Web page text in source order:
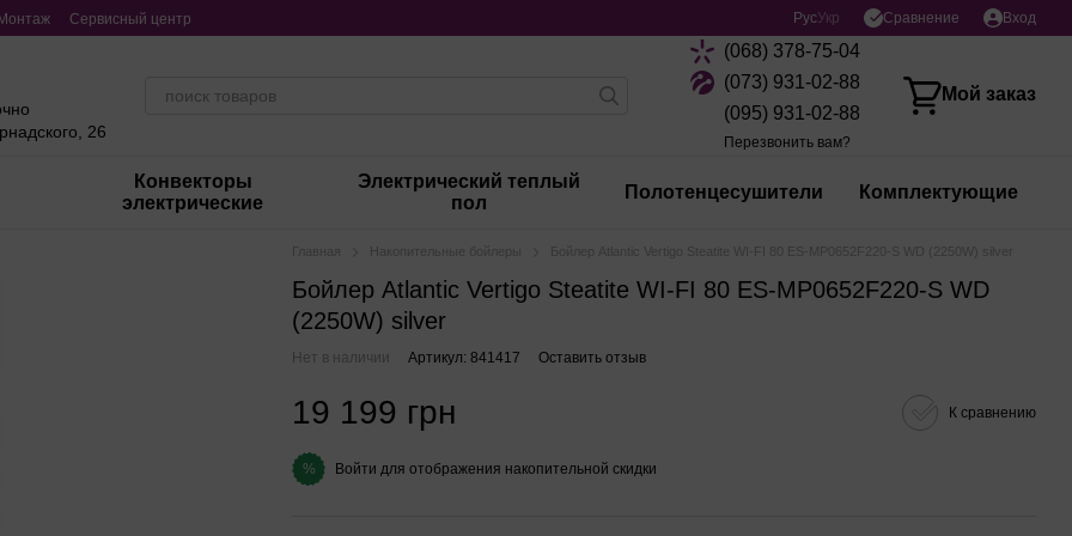
Монтаж Сервисный центр РусУкр Сравнение Вход
26
(068) 378-75-04
(073) 931-02-88
(095) 931-02-88
Перезвонить вам?
Мой заказ
Конвекторы
электрические
Электрический теплый
пол
Полотенцесушители Комплектующие
Главная Накопительные бойлеры Бойлер Atlantic Vertigo Steatite WI-FI 80 ES-MP0652F220-S WD (2250W) silver
Бойлер Atlantic Vertigo Steatite WI-FI 80 ES-MP0652F220-S WD
(2250W) silver
Нет в наличии Артикул: 841417 Оставить отзыв
19 199 грн К сравнению
% Войти для отображения накопительной скидки